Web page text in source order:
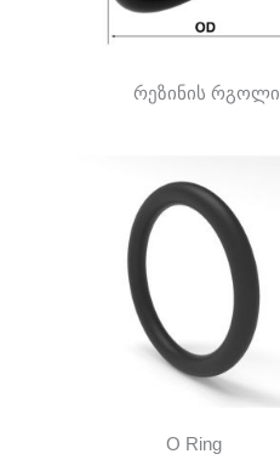
რეზინის რგოლი
O Ring